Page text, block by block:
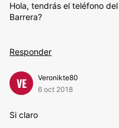
Hola, tendrás el teléfono
Barrera?
Responder
VE
Veronikte80
6 oct 2018
Si claro